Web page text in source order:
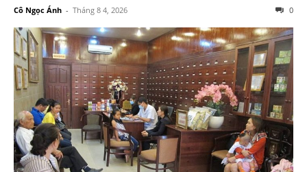
Cô Ngọc Ánh - Tháng 8 4, 2026 0